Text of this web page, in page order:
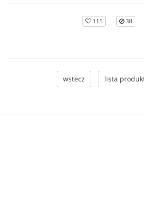
115 38
wstecz lista